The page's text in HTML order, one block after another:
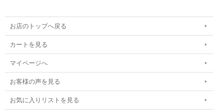
お店のトップへ戻る
カートを見る
マイページへ
お客様の声を見る
お気に入りリストを見る